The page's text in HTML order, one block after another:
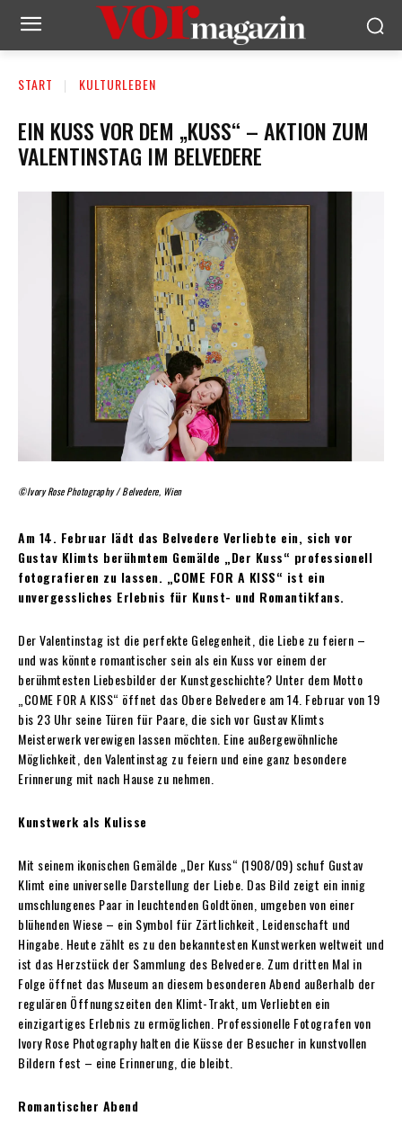
START KULTURLEBEN
EIN KUSS VOR DEM „KUSS“ – AKTION ZUM
VALENTINSTAG IM BELVEDERE
©Ivory Rose Photography / Belvedere, Wien
Am 14. Februar lädt das Belvedere Verliebte ein, sich vor
Gustav Klimts berühmtem Gemälde „Der Kuss“ professionell
fotografieren zu lassen. „COME FOR A KISS“ ist ein
unvergessliches Erlebnis für Kunst- und Romantikfans.
Der Valentinstag ist die perfekte Gelegenheit, die Liebe zu feiern –
und was könnte romantischer sein als ein Kuss vor einem der
berühmtesten Liebesbilder der Kunstgeschichte? Unter dem Motto
„COME FOR A KISS“ öffnet das Obere Belvedere am 14. Februar von 19
bis 23 Uhr seine Türen für Paare, die sich vor Gustav Klimts
Meisterwerk verewigen lassen möchten. Eine außergewöhnliche
Möglichkeit, den Valentinstag zu feiern und eine ganz besondere
Erinnerung mit nach Hause zu nehmen.
Kunstwerk als Kulisse
Mit seinem ikonischen Gemälde „Der Kuss“ (1908/09) schuf Gustav
Klimt eine universelle Darstellung der Liebe. Das Bild zeigt ein innig
umschlungenes Paar in leuchtenden Goldtönen, umgeben von einer
blühenden Wiese – ein Symbol für Zärtlichkeit, Leidenschaft und
Hingabe. Heute zählt es zu den bekanntesten Kunstwerken weltweit und
ist das Herzstück der Sammlung des Belvedere. Zum dritten Mal in
Folge öffnet das Museum an diesem besonderen Abend außerhalb der
regulären Öffnungszeiten den Klimt-Trakt, um Verliebten ein
einzigartiges Erlebnis zu ermöglichen. Professionelle Fotografen von
Ivory Rose Photography halten die Küsse der Besucher in kunstvollen
Bildern fest – eine Erinnerung, die bleibt.
Romantischer Abend